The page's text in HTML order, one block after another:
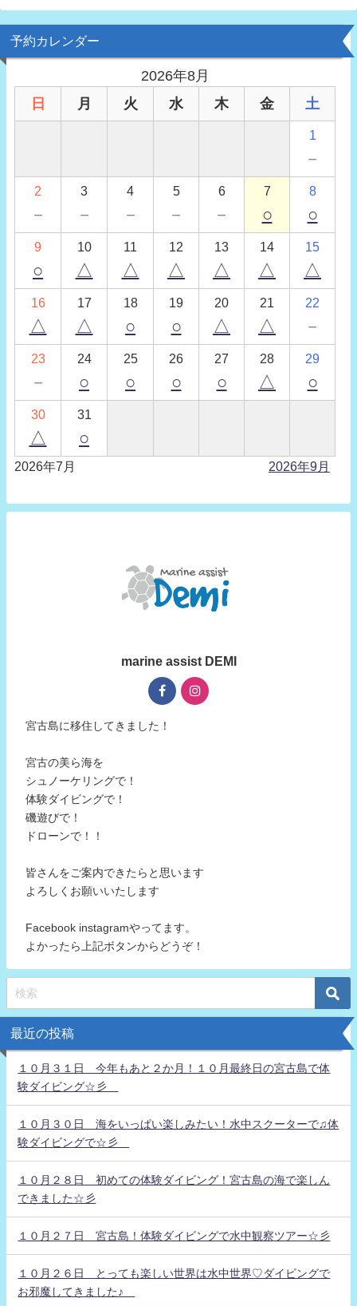
予約カレンダー
2026年8月
日
月 火 水 木 金 土
1
－
2
－
3
－
4
－
5
－
6
－
7
○
8
○
9
○
10
△
11
△
12
△
13
△
14
△
15
△
16
△
17
△
18
○
19
○
20
△
21
△
22
－
23
－
24
○
25
○
26
○
27
○
28
△
29
○
30
△
31
○
2026年7月 2026年9月
marine assist DEMI
宮古島に移住してきました！
宮古の美ら海を
シュノーケリングで！
体験ダイビングで！
磯遊びで！
ドローンで！！
皆さんをご案内できたらと思います
よろしくお願いいたします
Facebook instagramやってます。
よかったら上記ボタンからどうぞ！
最近の投稿
１０月３１日 今年もあと２か月！１０月最終日の宮古島で体
験ダイビング☆彡
１０月３０日 海をいっぱい楽しみたい！水中スクーターで♫体
験ダイビングで☆彡
１０月２８日 初めての体験ダイビング！宮古島の海で楽しん
できました☆彡
１０月２７日 宮古島！体験ダイビングで水中観察ツアー☆彡
１０月２６日 とっても楽しい世界は水中世界♡ダイビングで
お邪魔してきました♪